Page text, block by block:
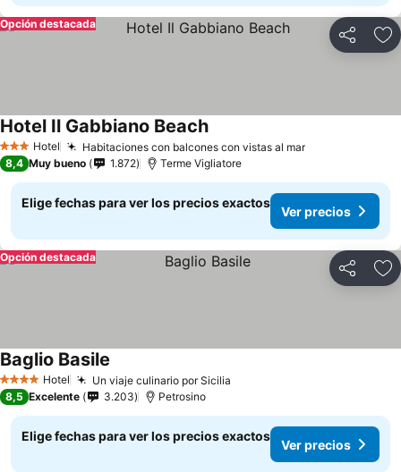
Compartir
Opción destacada
3 Estrellas
Hotel Habitaciones con balcones con vistas al mar
Hotel Il Gabbiano Beach
8,4 Muy bueno 1.872 Terme Vigliatore
Elige fechas para ver los precios exactos
Ver precios
Compartir
Opción destacada
4 EstrellasHotel Un viaje culinario por Sicilia
Baglio Basile
8,5 Excelente 3.203 Petrosino
Elige fechas para ver los precios exactos
Ver precios